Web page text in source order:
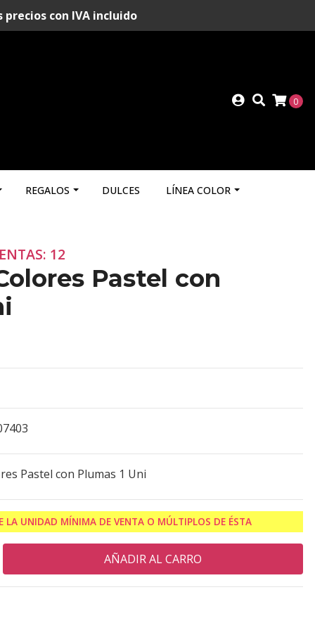
precios con IVA incluido
0
REGALOS DULCES LÍNEA COLOR
12
Pastel con
Pastel con Plumas 1 Uni
LA UNIDAD MÍNIMA DE VENTA O MÚLTIPLOS DE ÉSTA